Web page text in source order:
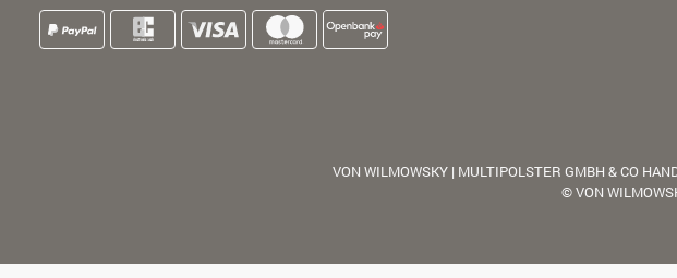
VON WILMOWSKY | MULTIPOLSTER GMBH & CO
© VON